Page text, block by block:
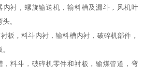
内衬，螺旋输送机，输料槽及漏斗，风机叶
。
板，料斗内衬，输料槽内衬，破碎机部件，
，料斗，破碎机零件和衬板，输煤管道，弯